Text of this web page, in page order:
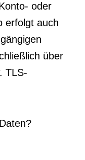
oder
erfolgt auch
über
TLS-